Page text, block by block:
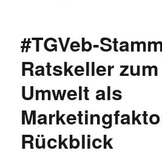
#TGVeb-
Ratskeller
Umwelt als
Rückblick